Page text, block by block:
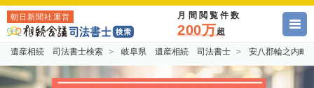
朝日新聞社運営 月間閲覧件数
200万超
遺産相続 司法書士検索 岐阜県 遺産相続 司法書士 安八郡輪之内